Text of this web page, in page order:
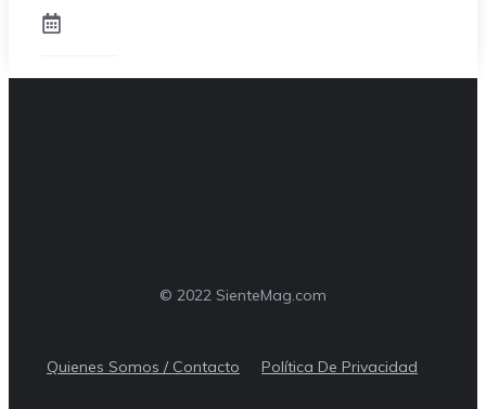
© 2022 SienteMag.com
Quienes Somos / Contacto Política De Privacidad